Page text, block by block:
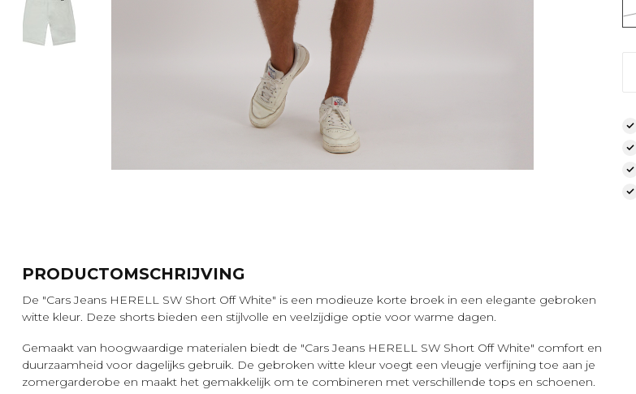
PRODUCTOMSCHRIJVING
De "Cars Jeans HERELL SW Short Off White" is een modieuze korte broek in een elegante gebroken
witte kleur. Deze shorts bieden een stijlvolle en veelzijdige optie voor warme dagen.
Gemaakt van hoogwaardige materialen biedt de "Cars Jeans HERELL SW Short Off White" comfort en
duurzaamheid voor dagelijks gebruik. De gebroken witte kleur voegt een vleugje verfijning toe aan je
zomergarderobe en maakt het gemakkelijk om te combineren met verschillende tops en schoenen.